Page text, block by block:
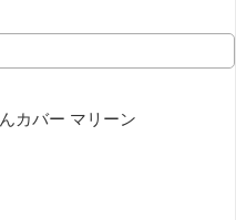
カバー マリーン